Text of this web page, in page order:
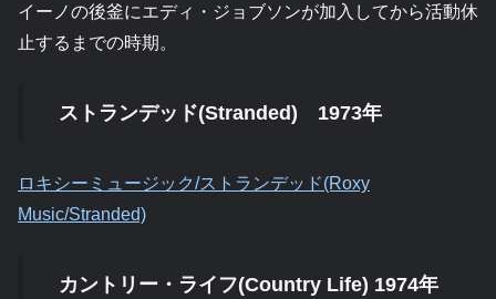
イーノの後釜にエディ・ジョブソンが加入してから活動休
止するまでの時期。
ストランデッド(Stranded) 1973年
ロキシーミュージック/ストランデッド(Roxy
Music/Stranded)
カントリー・ライフ(Country Life) 1974年